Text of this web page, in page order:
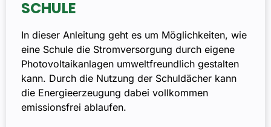
SCHULE
In dieser Anleitung geht es um Möglichkeiten, wie
eine Schule die Stromversorgung durch eigene
Photovoltaikanlagen umweltfreundlich gestalten
kann. Durch die Nutzung der Schuldächer kann
die Energieerzeugung dabei vollkommen
emissionsfrei ablaufen.